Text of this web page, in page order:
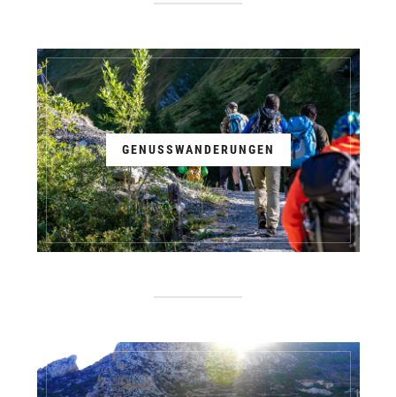
GENUSSWANDERUNGEN